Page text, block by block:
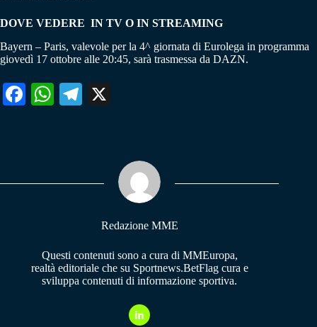
DOVE VEDERE IN TV O IN STREAMING
Bayern – Paris, valevole per la 4^ giornata di Eurolega in programma
giovedì 17 ottobre alle 20:45, sarà trasmessa da DAZN.
Fa W
pp
Te
m
Redazione MME
Questi contenuti sono a cura di MMEuropa,
realtà editoriale che su Sportnews.BetFlag cura e
sviluppa contenuti di informazione sportiva.